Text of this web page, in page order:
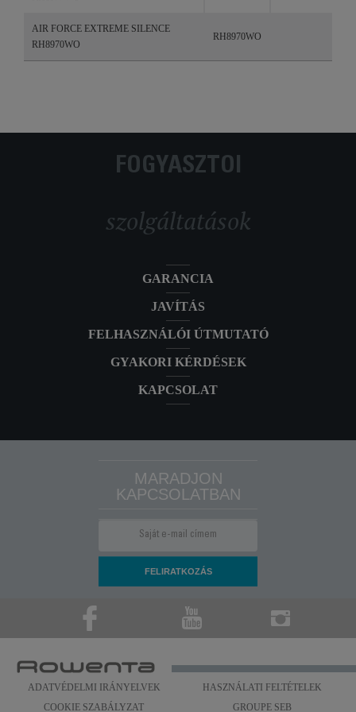
AIR FORCE EXTREME SILENCE
RH8970WO
RH8970WO
FOGYASZTÓI
szolgáltatások
GARANCIA
JAVÍTÁS
FELHASZNÁLÓI ÚTMUTATÓ
GYAKORI KÉRDÉSEK
KAPCSOLAT
MARADJON
KAPCSOLATBAN
ADATVÉDELMI IRÁNYELVEK
HASZNÁLATI FELTÉTELEK
COOKIE SZABÁLYZAT
GROUPE SEB